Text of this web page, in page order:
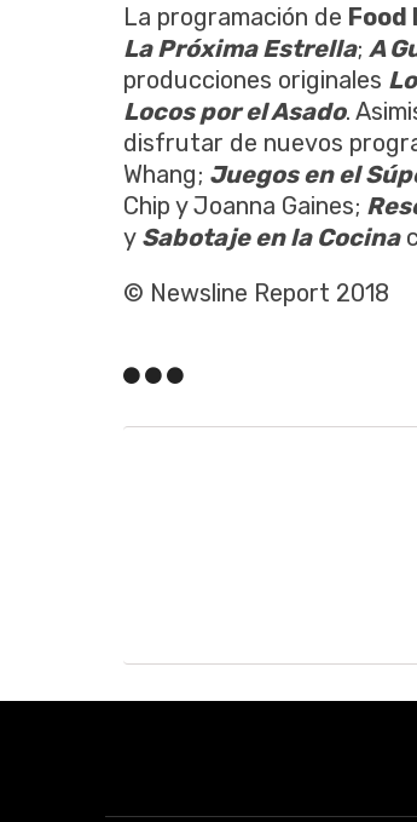
La programación de Food
La Próxima Estrella; A
producciones originales
Locos por el Asado.
disfrutar de nuevos
Whang; Juegos en el
Chip y Joanna Gaines;
y Sabotaje en la Cocina
© Newsline Report 2018